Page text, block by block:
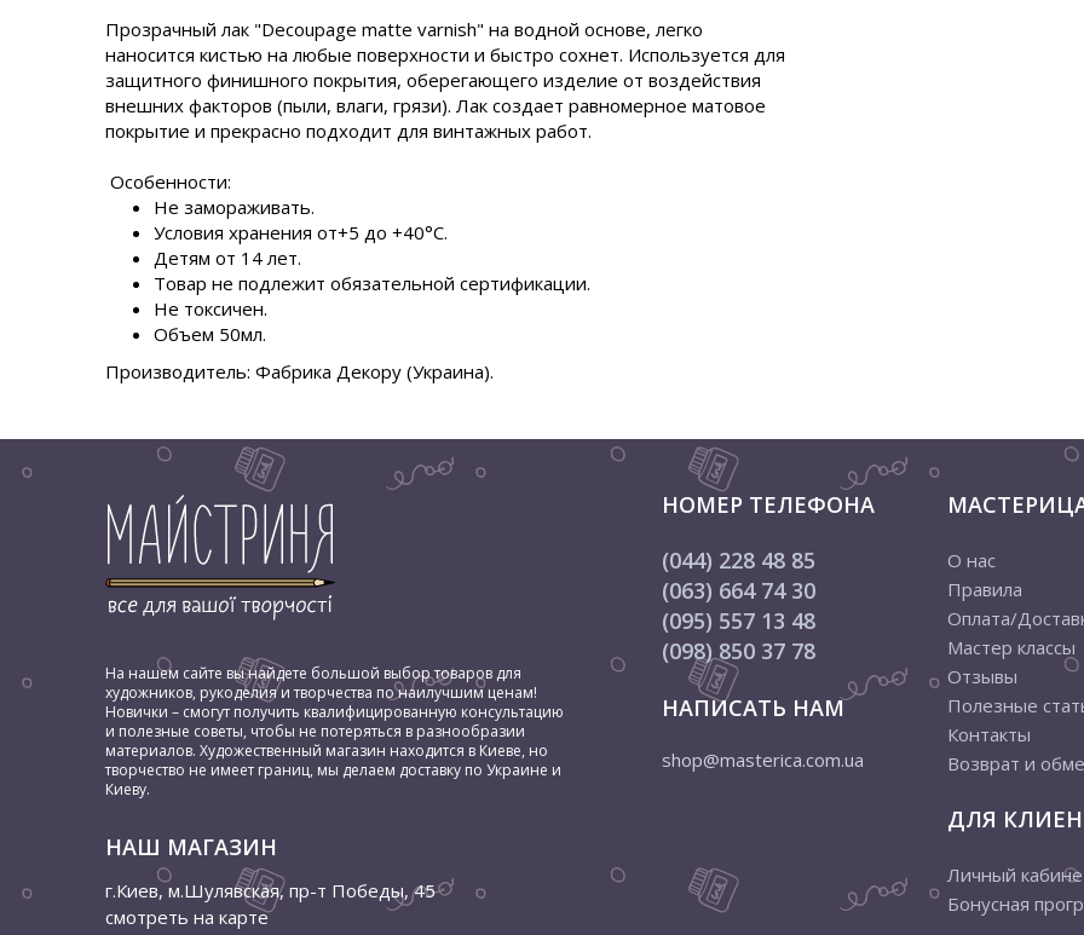
Прозрачный лак "Decoupage matte varnish" на водной основе, легко
наносится кистью на любые поверхности и быстро сохнет. Используется для
защитного финишного покрытия, оберегающего изделие от воздействия
внешних факторов (пыли, влаги, грязи). Лак создает равномерное матовое
покрытие и прекрасно подходит для винтажных работ.
Особенности:
Не замораживать.
Условия хранения от+5 до +40°C.
Детям от 14 лет.
Товар не подлежит обязательной сертификации.
Не токсичен.
Объем 50мл.
Производитель: Фабрика Декору (Украина).
На нашем сайте вы найдете большой выбор товаров для
художников, рукоделия и творчества по наилучшим ценам!
Новички – смогут получить квалифицированную консультацию
и полезные советы, чтобы не потеряться в разнообразии
материалов. Художественный магазин находится в Киеве, но
творчество не имеет границ, мы делаем доставку по Украине и
Киеву.
НАШ МАГАЗИН
г.Киев, м.Шулявская,пр-т Победы, 45
смотреть на карте
НОМЕР ТЕЛЕФОНА
(044) 228 48 85
(063) 664 74 30
(095) 557 13 48
(098) 850 37 78
НАПИСАТЬ НАМ
shop@masterica.com.ua
О нас
Правила
Оплата/
Мастер классы
Отзывы
Полезные
Контакты
Возврат и
ДЛЯ
Личный
Бонусная